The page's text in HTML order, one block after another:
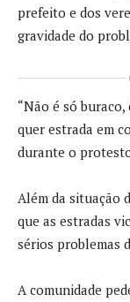
prefeito e dos
gravidade do
“Não é só
quer estrada em
durante o
Além da situação
que as estradas
sérios problemas
A comunidade